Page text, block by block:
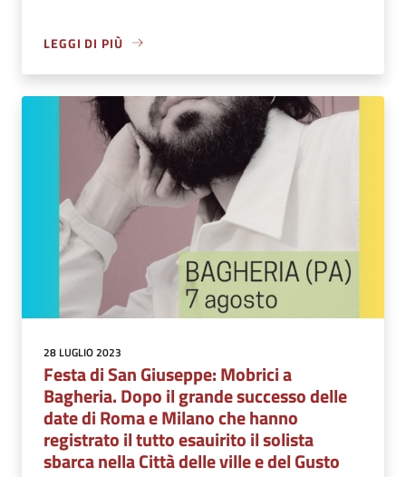
LEGGI DI PIÙ
28 LUGLIO 2023
Festa di San Giuseppe: Mobrici a
Bagheria. Dopo il grande successo delle
date di Roma e Milano che hanno
registrato il tutto esauirito il solista
sbarca nella Città delle ville e del Gusto